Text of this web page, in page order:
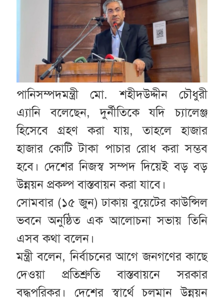
পানিসম্পদমন্ত্রী মো. শহীদউদ্দীন চৌধুরী
এ্যানি বলেছেন, দুর্নীতিকে যদি চ্যালেঞ্জ
হিসেবে গ্রহণ করা যায়, তাহলে হাজার
হাজার কোটি টাকা পাচার রোধ করা সম্ভব
হবে। দেশের নিজস্ব সম্পদ দিয়েই বড় বড়
উন্নয়ন প্রকল্প বাস্তবায়ন করা যাবে।
সোমবার (১৫ জুন) ঢাকায় বুয়েটের কাউন্সিল
ভবনে অনুষ্ঠিত এক আলোচনা সভায় তিনি
এসব কথা বলেন।
মন্ত্রী বলেন, নির্বাচনের আগে জনগণের কাছে
দেওয়া প্রতিশ্রুতি বাস্তবায়নে সরকার
বদ্ধপরিকর। দেশের স্বার্থে চলমান উন্নয়ন